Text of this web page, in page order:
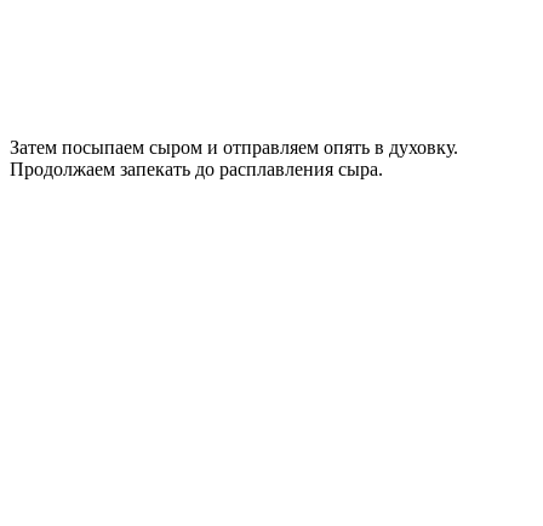
Затем посыпаем сыром и отправляем опять в духовку.
Продолжаем запекать до расплавления сыра.